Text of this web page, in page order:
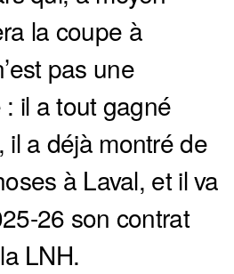
la coupe à
pas une
il a tout gagné
il a déjà montré de
à Laval, et il va
26 son contrat
LNH.